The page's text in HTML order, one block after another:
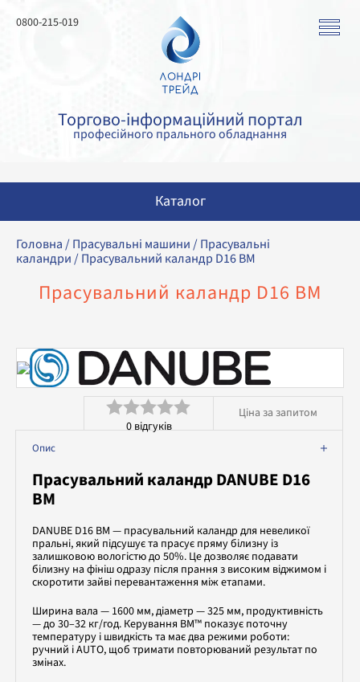
Торгово-інформаційний портал
професійного прального обладнання
0800-215-019
Каталог
Пральні машини
Сушильні машини
Прасувальні машини
Аквачистка та хімчистка
Допоміжне обладнання
Головна/Прасувальні машини/Прасувальні
каландри/ Прасувальний каландр D16 BM
Прасувальний каландр D16 BM
Оцінено
0
5
0відгуків
Ціна за запитом
Опис
Прасувальний каландр DANUBE D16
BM
DANUBE D16 BM — прасувальний каландр для невеликої
пральні, який підсушує та прасує пряму білизну із
залишковою вологістю до 50%. Це дозволяє подавати
білизну на фініш одразу після прання з високим віджимом і
скоротити зайві перевантаження між етапами.
Ширина вала — 1600 мм, діаметр — 325 мм, продуктивність
— до 30–32 кг/год. Керування BM™ показує поточну
температуру і швидкість та має два режими роботи:
ручний і AUTO, щоб тримати повторюваний результат по
змінах.